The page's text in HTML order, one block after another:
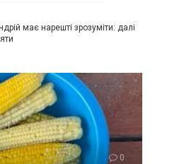
має нарешті зрозуміти: далі
0